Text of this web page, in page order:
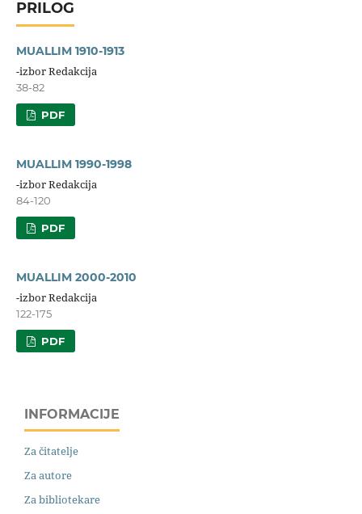
PRILOG
MUALLIM 1910-1913
-izbor Redakcija
38-82
PDF
MUALLIM 1990-1998
-izbor Redakcija
84-120
PDF
MUALLIM 2000-2010
-izbor Redakcija
122-175
PDF
INFORMACIJE
Za čitatelje
Za autore
Za bibliotekare